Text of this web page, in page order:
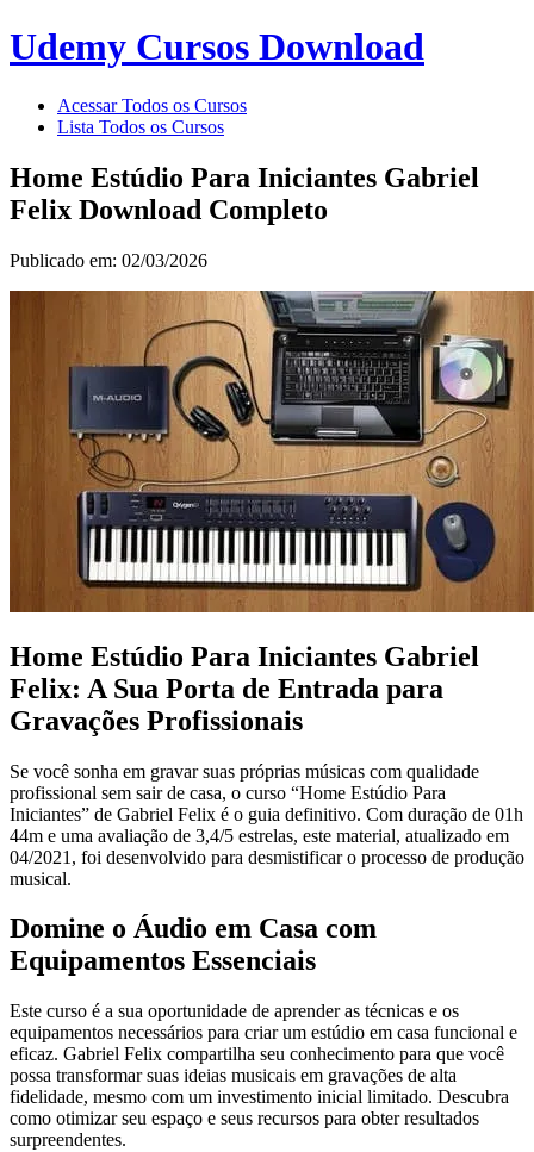
Udemy Cursos Download
Acessar Todos os Cursos
Lista Todos os Cursos
Home Estúdio Para Iniciantes Gabriel
Felix Download Completo
Publicado em: 02/03/2026
Home Estúdio Para Iniciantes Gabriel
Felix: A Sua Porta de Entrada para
Gravações Profissionais
Se você sonha em gravar suas próprias músicas com qualidade
profissional sem sair de casa, o curso “Home Estúdio Para
Iniciantes” de Gabriel Felix é o guia definitivo. Com duração de 01h
44m e uma avaliação de 3,4/5 estrelas, este material, atualizado em
04/2021, foi desenvolvido para desmistificar o processo de produção
musical.
Domine o Áudio em Casa com
Equipamentos Essenciais
Este curso é a sua oportunidade de aprender as técnicas e os
equipamentos necessários para criar um estúdio em casa funcional e
eficaz. Gabriel Felix compartilha seu conhecimento para que você
possa transformar suas ideias musicais em gravações de alta
fidelidade, mesmo com um investimento inicial limitado. Descubra
como otimizar seu espaço e seus recursos para obter resultados
surpreendentes.